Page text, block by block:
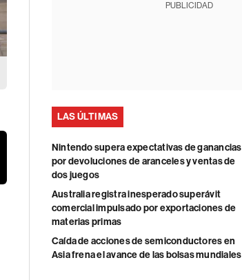
PUBLICIDAD
LAS ÚLTIMAS
Nintendo supera expectativas de ganancias
por devoluciones de aranceles y ventas de
dos juegos
Australia registra inesperado superávit
comercial impulsado por exportaciones de
materias primas
Caída de acciones de semiconductores en
Asia frena el avance de las bolsas mundiales